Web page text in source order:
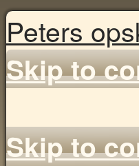
Peters
Skip to
Skip to